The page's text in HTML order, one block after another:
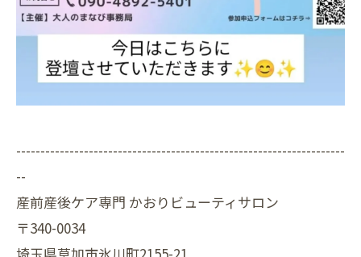
--------------------------------------------------------------------
--
産前産後ケア専門 かおりビューティサロン
〒340-0034